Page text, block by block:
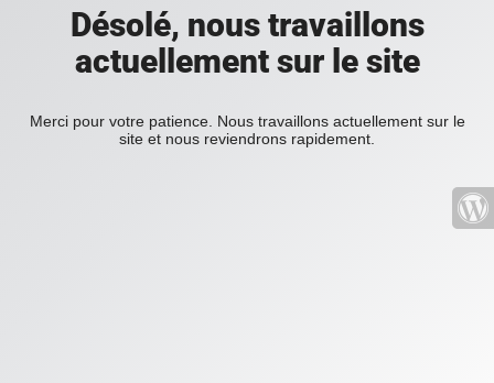
Désolé, nous travaillons
actuellement sur le site
Merci pour votre patience. Nous travaillons actuellement sur le
site et nous reviendrons rapidement.